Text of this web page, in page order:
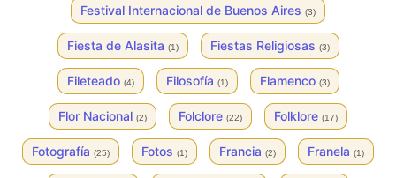
Festival Internacional de Buenos Aires (3)
Fiesta de Alasita (1) Fiestas Religiosas (3)
Fileteado (4) Filosofía (1) Flamenco (3)
Flor Nacional (2) Folclore (22) Folklore (17)
Fotografía (25) Fotos (1) Francia (2) Franela (1)